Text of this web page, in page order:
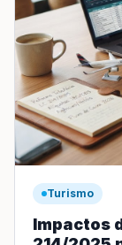
Turismo
Impactos